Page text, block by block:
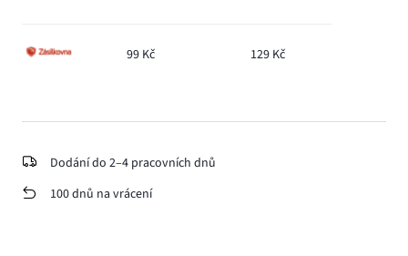
99 Kč 129 Kč
Dodání do 2–4 pracovních dnů
100 dnů na vrácení